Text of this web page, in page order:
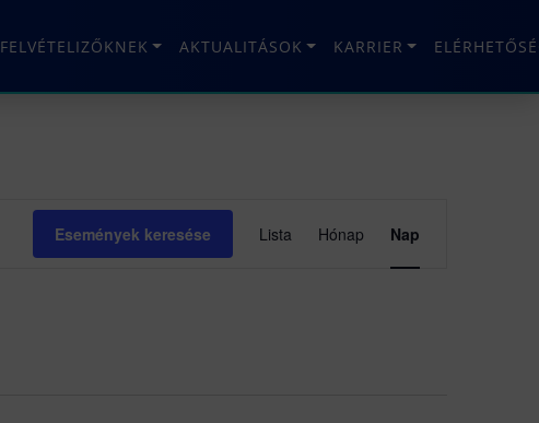
FELVÉTELIZŐKNEK AKTUALITÁSOK KARRIER
Események keresése
nézet
Lista Hónap Nap